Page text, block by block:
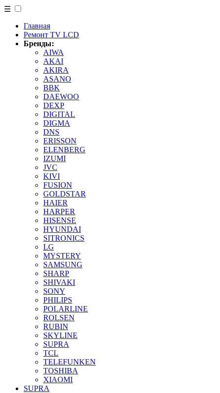
☰
Главная
Ремонт TV LCD
Бренды:
AIWA
AKAI
AKIRA
ASANO
BBK
DAEWOO
DEXP
DIGITAL
DIGMA
DNS
ERISSON
ELENBERG
IZUMI
JVC
KIVI
FUSION
GOLDSTAR
HAIER
HARPER
HISENSE
HYUNDAI
SITRONICS
LG
MYSTERY
SAMSUNG
SHARP
SHIVAKI
SONY
PHILIPS
POLARLINE
ROLSEN
RUBIN
SKYLINE
SUPRA
TCL
TELEFUNKEN
TOSHIBA
XIAOMI
SUPRA